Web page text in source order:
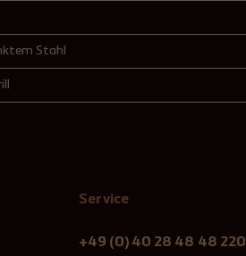
Stahl
Service
+49 (0) 40 28 48 48 220